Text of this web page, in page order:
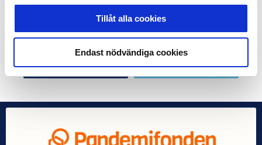
Tillåt alla cookies
Endast nödvändiga cookies
önskan och vilja att genomföra projekt kopplade till
elitfotbollens samhällsengagemang.
Dela på Facebook Dela på Twitter